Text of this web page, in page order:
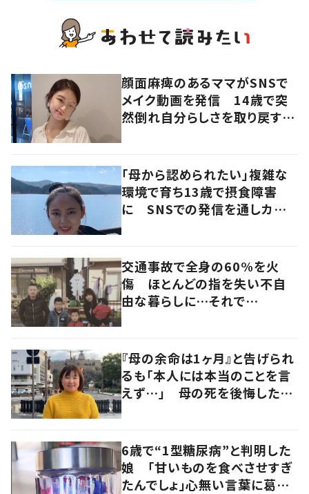
顔面麻痺のあるママがSNSで
メイク動画を発信 14歳で突
然倒れ自分らしさを取り戻すま
「母から認められたい」複雑な
環境で育ち13歳で摂食障害
に SNSでの発信を通しカウン
交通事故で全身の60%を火
傷 ほとんどの指を失い不自
由な暮らしに…それで
『母の余命は1ヶ月』と告げられ
るも「本人には本当のことを言
えず…」 母の死を後悔した女
6歳で“1型糖尿病”と判明した
娘 「甘いものを食べさせすぎ
たんでしょ」心無い言葉に葛藤